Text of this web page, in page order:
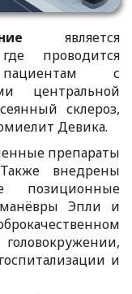
является
проводится
пациентам с
центральной
склероз,
Девика.
препараты
внедрены
позиционные
Эпли и
и